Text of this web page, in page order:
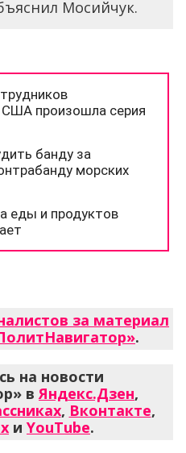
Мосийчук.
за материал
.
на новости
вЯндекс.Дзен,
, Вконтакте,
и YouTube.